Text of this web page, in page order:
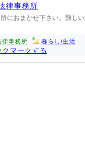
律事務所
におまかせ下さい。難し
律事務所 暮らし/生活
クマークする